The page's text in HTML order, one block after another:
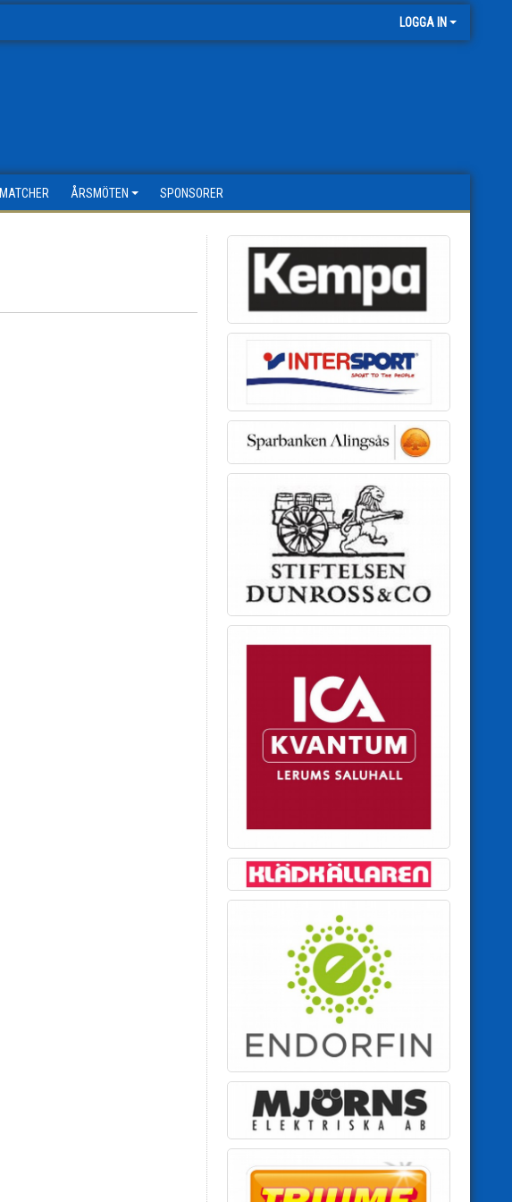
LOGGA IN
MATCHER ÅRSMÖTEN SPONSORER